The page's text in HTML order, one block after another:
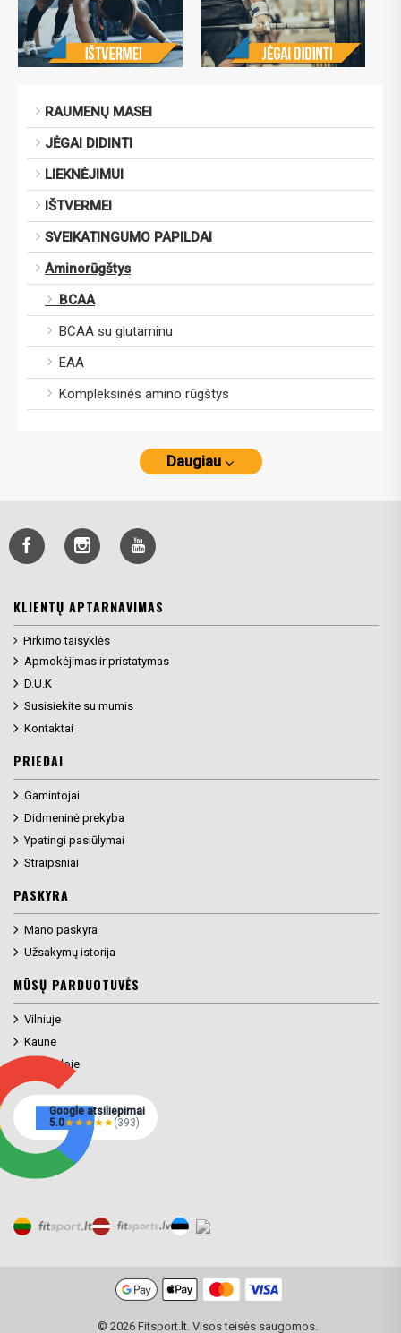
RAUMENŲ MASEI
JĖGAI DIDINTI
LIEKNĖJIMUI
IŠTVERMEI
SVEIKATINGUMO PAPILDAI
Aminorūgštys
BCAA
BCAA su glutaminu
EAA
Kompleksinės amino rūgštys
Daugiau
KLIENTŲ APTARNAVIMAS
Pirkimo taisyklės
Apmokėjimas ir pristatymas
D.U.K
Susisiekite su mumis
Kontaktai
PRIEDAI
Gamintojai
Didmeninė prekyba
Ypatingi pasiūlymai
Straipsniai
PASKYRA
Mano paskyra
Užsakymų istorija
MŪSŲ PARDUOTUVĖS
Vilniuje
Kaune
Klaipėdoje
Google atsiliepimai
5.0★★★★★(393)
© 2026 Fitsport.lt. Visos teisės saugomos.